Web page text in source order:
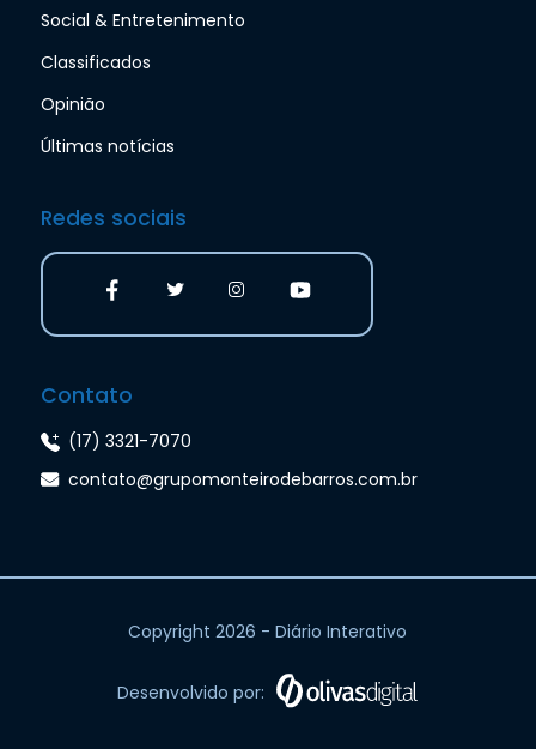
Social & Entretenimento
Classificados
Opinião
Últimas notícias
Redes sociais
Contato
(17) 3321-7070
contato@grupomonteirodebarros.com.br
Copyright 2026 - Diário Interativo
Desenvolvido por: